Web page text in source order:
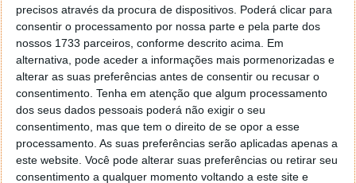
precisos através da procura de dispositivos. Poderá clicar para
consentir o processamento por nossa parte e pela parte dos
nossos 1733 parceiros, conforme descrito acima. Em
alternativa, pode aceder a informações mais pormenorizadas e
alterar as suas preferências antes de consentir ou recusar o
consentimento. Tenha em atenção que algum processamento
dos seus dados pessoais poderá não exigir o seu
consentimento, mas que tem o direito de se opor a esse
processamento. As suas preferências serão aplicadas apenas a
este website. Você pode alterar suas preferências ou retirar seu
consentimento a qualquer momento voltando a este site e
Vítor M.
7 de Novembro de 2005 às 11:21
@Rui
Tens de encontrar o que te falei. Faz da seguinte maneira,
janela iniciar e no topo dessa janela com o botão direito do
rato faz propriedades. Depois no separador Menu ‘Iniciar’
clica no botão ‘Personalizar’ aí encontrarás no separador
geral a opção para escolheres o Browser com que queres
navegar e o gestor de e-mail. Caso não consigas chegar lá,
vais ao teu Firefox e nas ferramentas ou tools escolhes
‘Opções’ ou ‘Options’ icon geral da então janela aberta e